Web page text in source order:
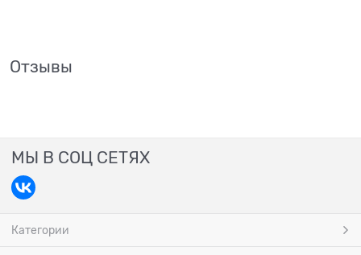
Отзывы
МЫ В СОЦ СЕТЯХ
Категории